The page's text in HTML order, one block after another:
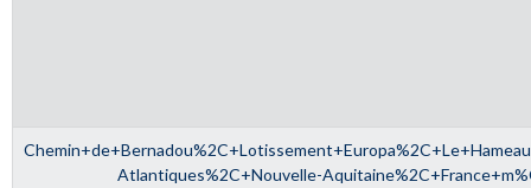
Atlantiques%2C+Nouvelle-